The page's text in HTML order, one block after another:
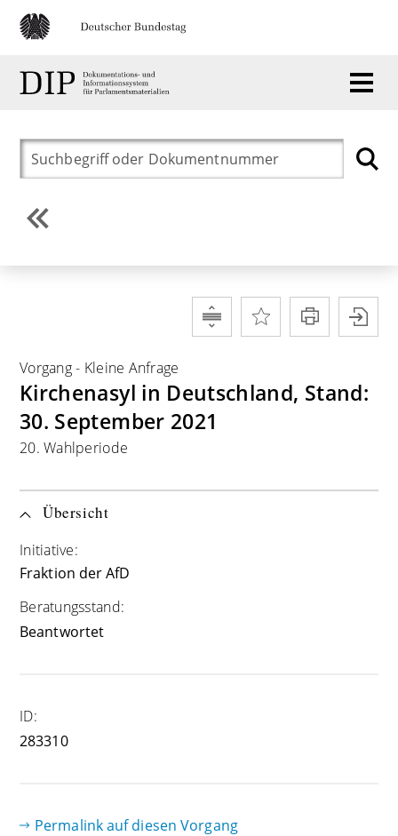
Vorgang- Kleine Anfrage
Kirchenasyl in Deutschland, Stand:
30. September 2021
20. Wahlperiode
Übersicht
Initiative:
Fraktion der AfD
Beratungsstand:
Beantwortet
ID:
283310
Permalink auf diesen Vorgang